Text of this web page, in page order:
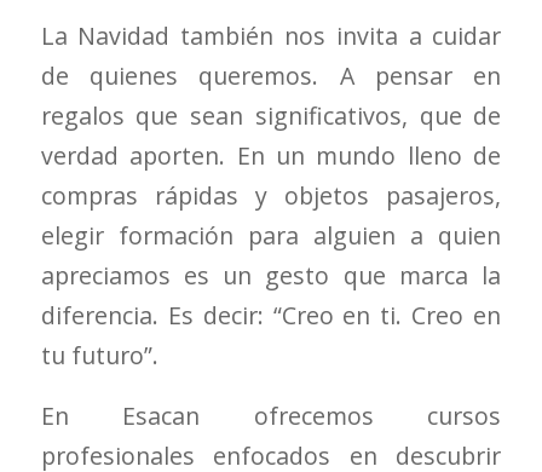
La Navidad también nos invita a cuidar
de quienes queremos. A pensar en
regalos que sean significativos, que de
verdad aporten. En un mundo lleno de
compras rápidas y objetos pasajeros,
elegir formación para alguien a quien
apreciamos es un gesto que marca la
diferencia. Es decir: “Creo en ti. Creo en
tu futuro”.
En Esacan ofrecemos cursos
profesionales enfocados en descubrir